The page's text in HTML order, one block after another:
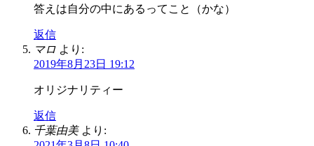
答えは自分の中にあるってこと（かな）
返信
マロ より:
2019年8月23日 19:12
オリジナリティー
返信
千葉由美 より: